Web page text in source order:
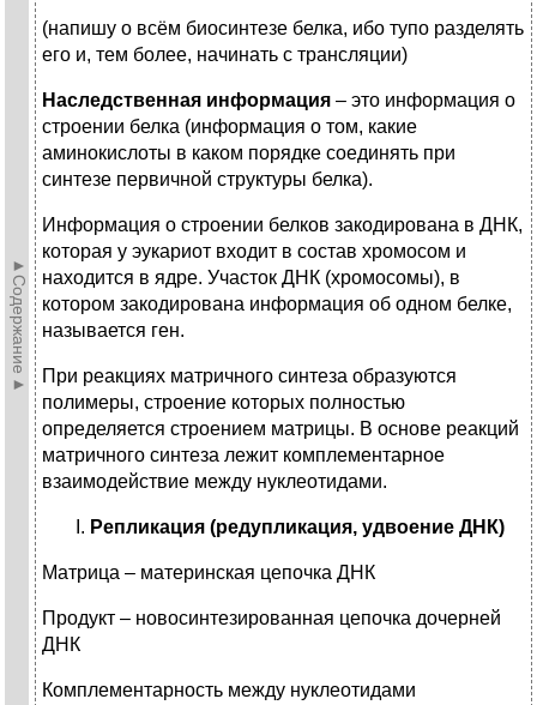
►Содержание►
(напишу о всём биосинтезе белка, ибо тупо разделять
его и, тем более, начинать с трансляции)
Наследственная информация – это информация о
строении белка (информация о том, какие
аминокислоты в каком порядке соединять при
синтезе первичной структуры белка).
Информация о строении белков закодирована в ДНК,
которая у эукариот входит в состав хромосом и
находится в ядре. Участок ДНК (хромосомы), в
котором закодирована информация об одном белке,
называется ген.
При реакциях матричного синтеза образуются
полимеры, строение которых полностью
определяется строением матрицы. В основе реакций
матричного синтеза лежит комплементарное
взаимодействие между нуклеотидами.
Репликация (редупликация, удвоение ДНК)
Матрица – материнская цепочка ДНК
Продукт – новосинтезированная цепочка дочерней
ДНК
Комплементарность между нуклеотидами